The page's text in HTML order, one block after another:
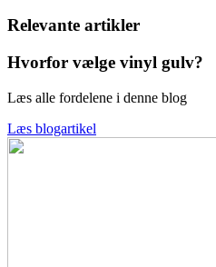
Relevante artikler
Hvorfor vælge vinyl gulv?
Læs alle fordelene i denne blog
Læs blogartikel